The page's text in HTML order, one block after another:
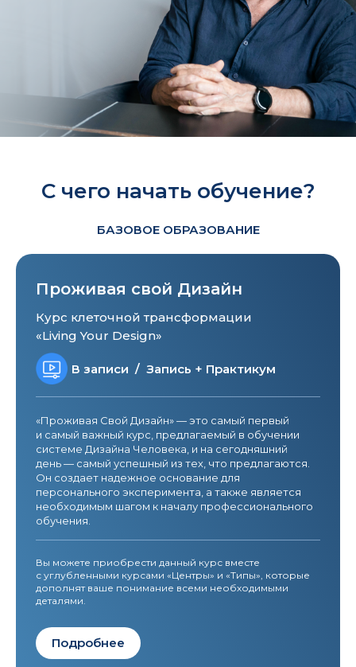
C чего начать обучение?
БАЗОВОЕ ОБРАЗОВАНИЕ
Проживая свой Дизайн
Курс клеточной трансформации
«Living Your Design»
В записи / Запись + Практикум
«Проживая Свой Дизайн» — это самый первый
и самый важный курс, предлагаемый в обучении
системе Дизайна Человека, и на сегодняшний
день — самый успешный из тех, что предлагаются.
Он создает надежное основание для
персонального эксперимента, а также является
необходимым шагом к началу профессионального
обучения.
Вы можете приобрести данный курс вместе
с углубленными курсами «Центры» и «Типы», которые
дополнят ваше понимание всеми необходимыми
деталями.
Подробнее